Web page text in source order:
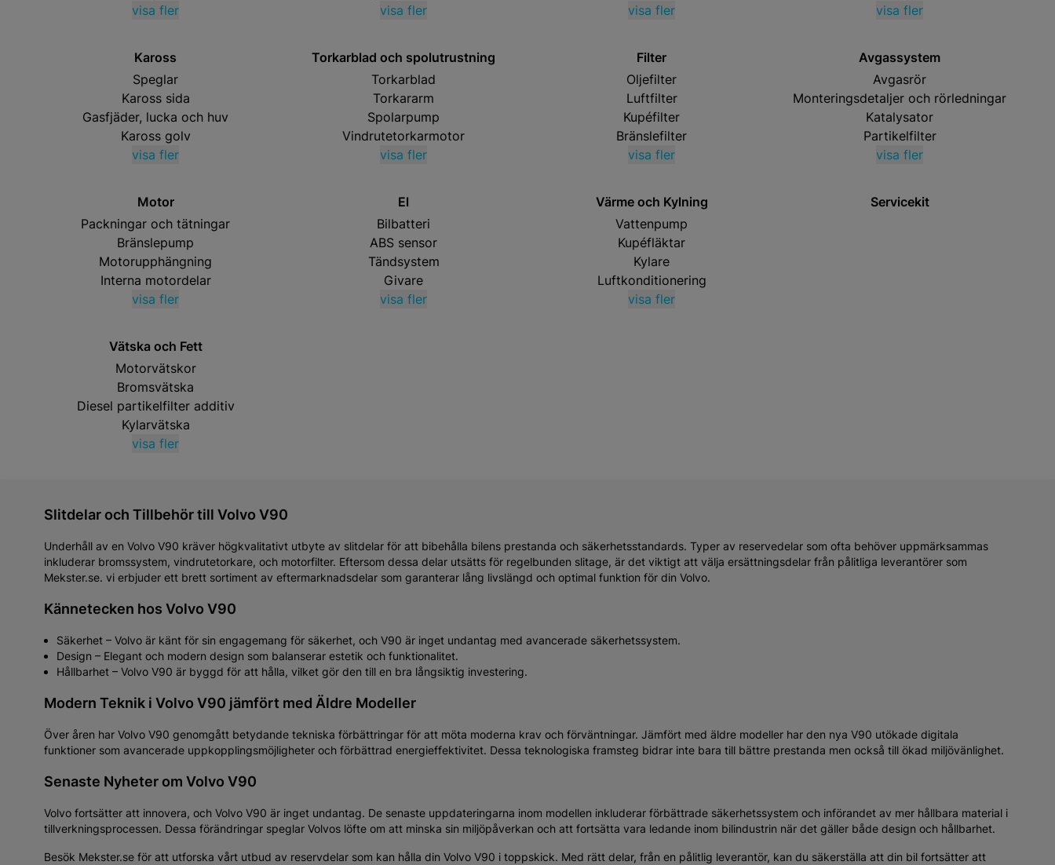
visa fler
visa fler
visa fler
visa fler
Kaross
Speglar
Kaross sida
Gasfjäder, lucka och huv
Kaross golv
visa fler
Torkarblad och spolutrustning
Torkarblad
Torkararm
Spolarpump
Vindrutetorkarmotor
visa fler
Filter
Oljefilter
Luftfilter
Kupéfilter
Bränslefilter
visa fler
Avgassystem
Avgasrör
Monteringsdetaljer och rörledningar
Katalysator
Partikelfilter
visa fler
Motor
Packningar och tätningar
Bränslepump
Motorupphängning
Interna motordelar
visa fler
El
Bilbatteri
ABS sensor
Tändsystem
Givare
visa fler
Värme och Kylning
Vattenpump
Kupéfläktar
Kylare
Luftkonditionering
visa fler
Servicekit
Vätska och Fett
Motorvätskor
Bromsvätska
Diesel partikelfilter additiv
Kylarvätska
visa fler
Bästsäljande produkter just nu inom reservdelar till volvo v90
Bosch
Torkarblad/Vindrutetorkare
Bosch Aerotwin A088S Flatblade
262 kr
Bosch
Torkarblad/Vindrutetorkare
217 kr
Bosch
Torkarblad/Vindrutetorkare
244 kr
mekster
inkluderar bromssystem, vindrutetorkare, och motorfilter. Eftersom dessa delar utsätts för regelbunden slitage, är det viktigt att välja ersättningsdelar från pålitliga leverantörer som
Mekster.se. vi erbjuder ett brett sortiment av eftermarknadsdelar som garanterar lång livslängd och optimal funktion för din Volvo.
Kännetecken hos Volvo V90